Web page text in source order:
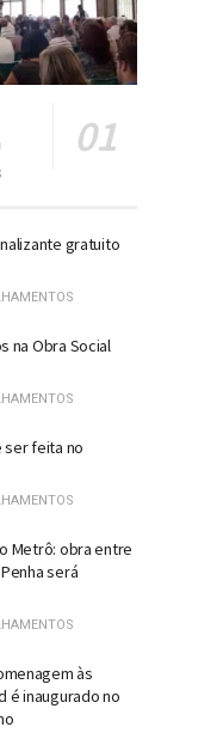
gratuito
na Obra Social
ser feita no
Metrô: obra entre
será
às
é inaugurado no